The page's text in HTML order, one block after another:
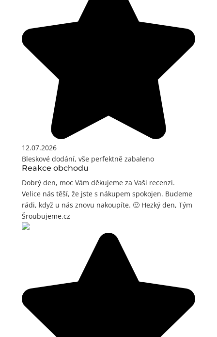
12.07.2026
Bleskové dodání, vše perfektně zabaleno
Reakce obchodu
Dobrý den, moc Vám děkujeme za Vaši recenzi.
Velice nás těší, že jste s nákupem spokojen. Budeme
rádi, když u nás znovu nakoupíte. 🙂 Hezký den, Tým
Šroubujeme.cz